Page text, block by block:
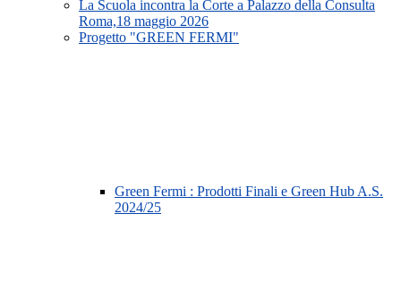
La Scuola incontra la Corte a Palazzo della Consulta
Roma,18 maggio 2026
Progetto "GREEN FERMI"
Green Fermi : Prodotti Finali e Green Hub A.S.
2024/25